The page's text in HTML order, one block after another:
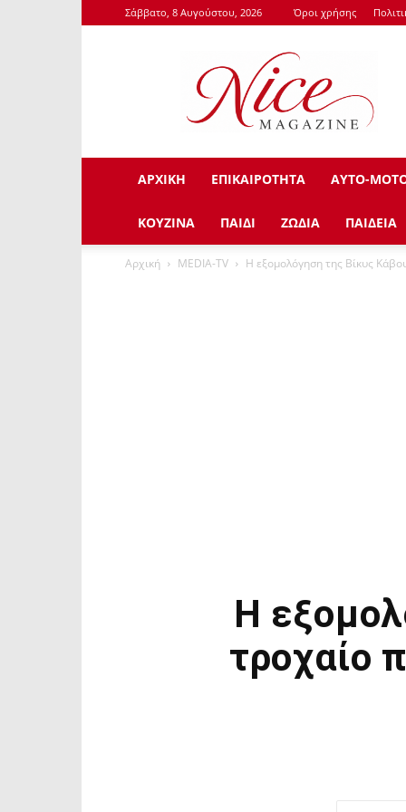
Σάββατο, 8 Αυγούστου, 2026 Όροι χρήσης
NiceMagazine.Gr
ΑΡΧΙΚΗ ΕΠΙΚΑΙΡΟΤΗΤΑ ΑΥΤΟ-
ΚΟΥΖΙΝΑ ΠΑΙΔΙ ΖΩΔΙΑ ΠΑΙΔΕΙΑ
Αρχική ΜEDIA-TV Η εξομολόγηση της Βίκυς
Η
τροχαίο